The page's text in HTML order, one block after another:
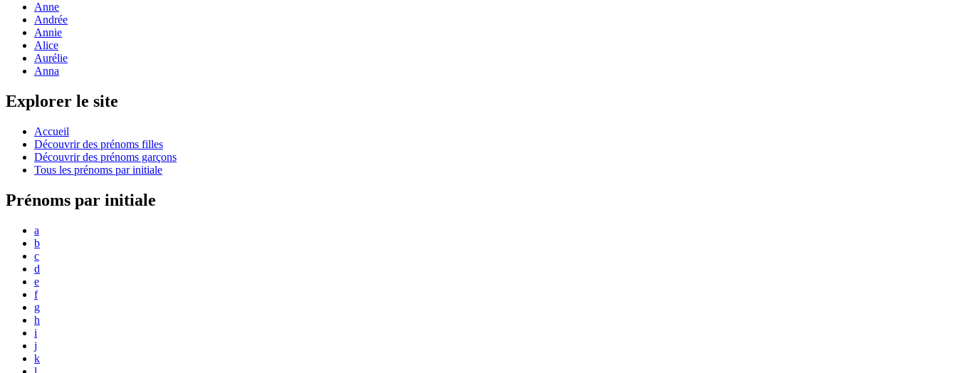
Anne
Andrée
Annie
Alice
Aurélie
Anna
Explorer le site
Accueil
Découvrir des prénoms filles
Découvrir des prénoms garçons
Tous les prénoms par initiale
Prénoms par initiale
a
b
c
d
e
f
g
h
i
j
k